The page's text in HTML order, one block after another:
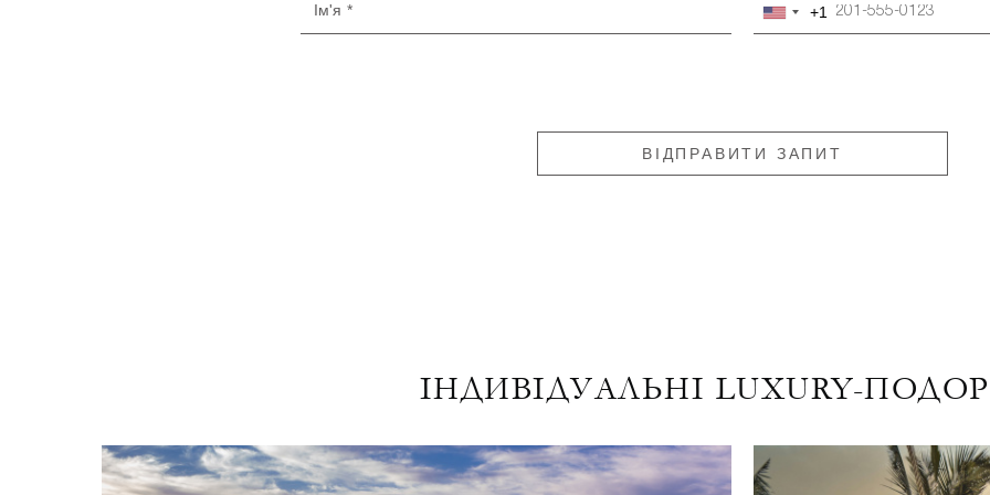
Ім'я *
United
States
+1
ВІДПРАВИТИ ЗАПИТ
ІНДИВІДУАЛЬНІ LUXURY-